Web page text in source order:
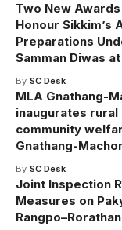
Two New
Honour Sikkim’s
Preparations
Samman Diwas
By SC Desk
MLA Gnathang-
inaugurates
community
Gnathang-
By SC Desk
Joint Inspection
Measures on